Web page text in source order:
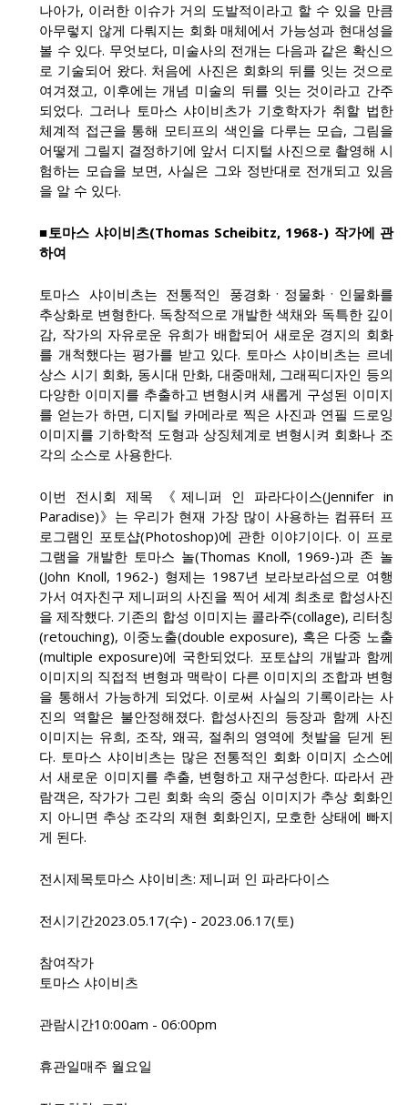
나아가, 이러한 이슈가 거의 도발적이라고 할 수 있을 만큼
아무렇지 않게 다뤄지는 회화 매체에서 가능성과 현대성을
볼 수 있다. 무엇보다, 미술사의 전개는 다음과 같은 확신으
로 기술되어 왔다. 처음에 사진은 회화의 뒤를 잇는 것으로
여겨졌고, 이후에는 개념 미술의 뒤를 잇는 것이라고 간주
되었다. 그러나 토마스 샤이비츠가 기호학자가 취할 법한
체계적 접근을 통해 모티프의 색인을 다루는 모습, 그림을
어떻게 그릴지 결정하기에 앞서 디지털 사진으로 촬영해 시
험하는 모습을 보면, 사실은 그와 정반대로 전개되고 있음
을 알 수 있다.
■토마스 샤이비츠(Thomas Scheibitz, 1968-) 작가에 관
하여
토마스 샤이비츠는 전통적인 풍경화ㆍ정물화ㆍ인물화를
추상화로 변형한다. 독창적으로 개발한 색채와 독특한 깊이
감, 작가의 자유로운 유희가 배합되어 새로운 경지의 회화
를 개척했다는 평가를 받고 있다. 토마스 샤이비츠는 르네
상스 시기 회화, 동시대 만화, 대중매체, 그래픽디자인 등의
다양한 이미지를 추출하고 변형시켜 새롭게 구성된 이미지
를 얻는가 하면, 디지털 카메라로 찍은 사진과 연필 드로잉
이미지를 기하학적 도형과 상징체계로 변형시켜 회화나 조
각의 소스로 사용한다.
이번 전시회 제목 《제니퍼 인 파라다이스(Jennifer in
Paradise)》는 우리가 현재 가장 많이 사용하는 컴퓨터 프
로그램인 포토샵(Photoshop)에 관한 이야기이다. 이 프로
그램을 개발한 토마스 놀(Thomas Knoll, 1969-)과 존 놀
(John Knoll, 1962-) 형제는 1987년 보라보라섬으로 여행
가서 여자친구 제니퍼의 사진을 찍어 세계 최초로 합성사진
을 제작했다. 기존의 합성 이미지는 콜라주(collage), 리터칭
(retouching), 이중노출(double exposure), 혹은 다중 노출
(multiple exposure)에 국한되었다. 포토샵의 개발과 함께
이미지의 직접적 변형과 맥락이 다른 이미지의 조합과 변형
을 통해서 가능하게 되었다. 이로써 사실의 기록이라는 사
진의 역할은 불안정해졌다. 합성사진의 등장과 함께 사진
이미지는 유희, 조작, 왜곡, 절취의 영역에 첫발을 딛게 된
다. 토마스 샤이비츠는 많은 전통적인 회화 이미지 소스에
서 새로운 이미지를 추출, 변형하고 재구성한다. 따라서 관
람객은, 작가가 그린 회화 속의 중심 이미지가 추상 회화인
지 아니면 추상 조각의 재현 회화인지, 모호한 상태에 빠지
게 된다.
전시제목토마스 샤이비츠: 제니퍼 인 파라다이스
전시기간2023.05.17(수) - 2023.06.17(토)
참여작가
토마스 샤이비츠
관람시간10:00am - 06:00pm
휴관일매주 월요일